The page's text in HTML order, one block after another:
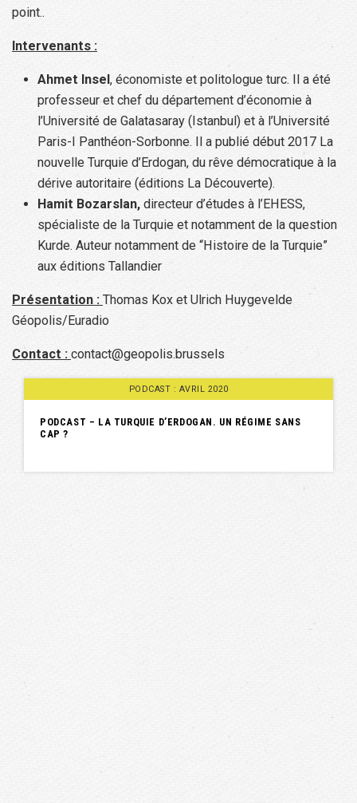
point..
Intervenants :
Ahmet Insel, économiste et politologue turc. Il a été
professeur et chef du département d’économie à
l’Université de Galatasaray (Istanbul) et à l’Université
Paris-I Panthéon-Sorbonne. Il a publié début 2017 La
nouvelle Turquie d’Erdogan, du rêve démocratique à la
dérive autoritaire (éditions La Découverte).
Hamit Bozarslan,directeur d’études à l’EHESS,
spécialiste de la Turquie et notamment de la question
Kurde. Auteur notamment de “Histoire de la Turquie”
aux éditions Tallandier
Présentation : Thomas Kox et Ulrich Huygevelde
Géopolis/Euradio
Contact : contact@geopolis.brussels
PODCAST : AVRIL 2020
PODCAST – LA TURQUIE D’ERDOGAN. UN RÉGIME SANS
CAP ?